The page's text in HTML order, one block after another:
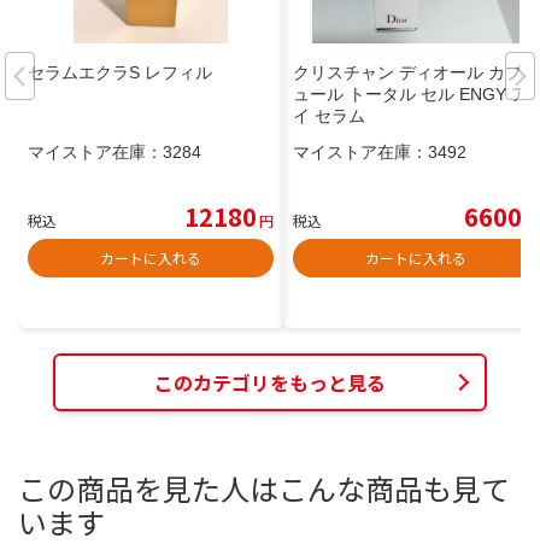
セラムエクラS レフィル
マイストア在庫： 3284
税込 12180円
カートに入れる
クリスチャン ディオール カプチ
ュール トータル セル ENGY ア
イ セラム
マイストア在庫： 3492
税込 6600
カートに入れる
このカテゴリをもっと見る
この商品を見た人はこんな商品も見て
います